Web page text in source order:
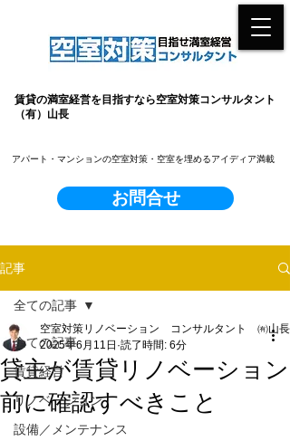
賃貸の満室経営を目指すなら空室対策コンサルタント
（有）山長
お問合せ
​アパート・マンションの空室対策・空室を埋めるアイディア満載
記事
全ての記事
賃貸経営
リノベーション
設備／メンテナンス
全ての記事
貸主が賃貸リノベーション
前に確認すべきこと
空室対策リノベーション コンサルタント ㈲山長
2025年6月11日 読了時間: 6分